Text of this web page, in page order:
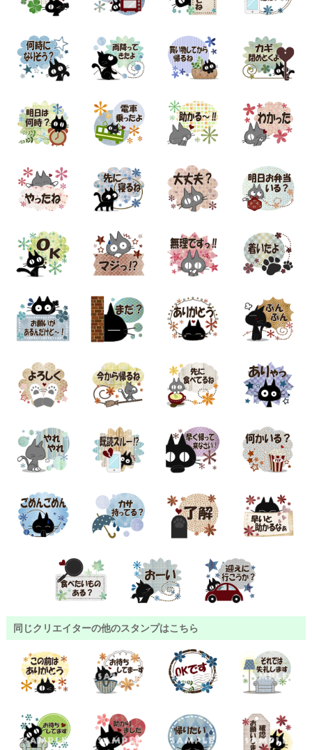
同じクリエイターの他のスタンプはこちら